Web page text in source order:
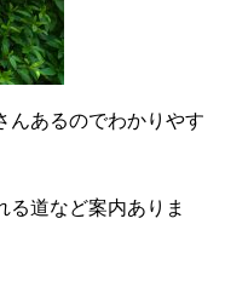
んあるのでわかりやす
る道など案内ありま